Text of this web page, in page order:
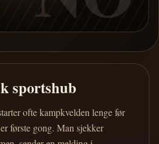
sportshub
ofte kampkvelden lenge før
første gong. Man sjekker